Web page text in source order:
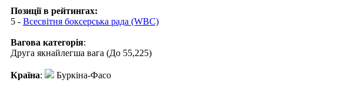
Позиції в рейтингах:
5 - Всесвітня боксерська рада (WBC)
Вагова категорія:
Друга якнайлегша вага (До 55,225)
Країна: Буркіна-Фасо